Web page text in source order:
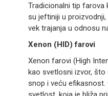
Tradicionalni tip farova
su jeftiniji u
vek trajanja u odnosu
Xenon (HID) farovi
Xenon farovi (High
kao svetlosni izvor,
snop i veću efikasnost.